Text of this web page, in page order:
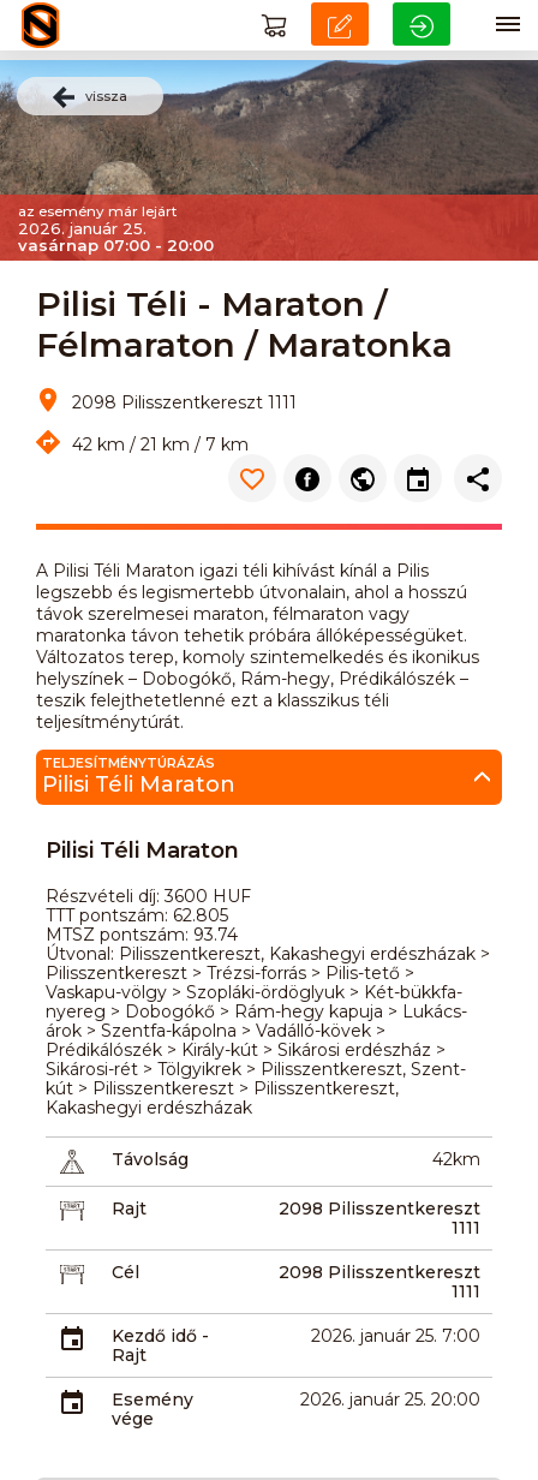
vissza
az esemény már lejárt
2026. január 25.
vasárnap 07:00 - 20:00
Pilisi Téli - Maraton /
Félmaraton / Maratonka
2098 Pilisszentkereszt 1111
42 km / 21 km / 7 km
A Pilisi Téli Maraton igazi téli kihívást kínál a Pilis
legszebb és legismertebb útvonalain, ahol a hosszú
távok szerelmesei maraton, félmaraton vagy
maratonka távon tehetik próbára állóképességüket.
Változatos terep, komoly szintemelkedés és ikonikus
helyszínek – Dobogókő, Rám-hegy, Prédikálószék –
teszik felejthetetlenné ezt a klasszikus téli
teljesítménytúrát.
TELJESÍTMÉNYTÚRÁZÁS
Pilisi Téli Maraton
Pilisi Téli Maraton
Részvételi díj: 3600 HUF
TTT pontszám: 62.805
MTSZ pontszám: 93.74
Útvonal: Pilisszentkereszt, Kakashegyi erdészházak >
Pilisszentkereszt > Trézsi-forrás > Pilis-tető >
Vaskapu-völgy > Szopláki-ördöglyuk > Két-bükkfa-
nyereg > Dobogókő > Rám-hegy kapuja > Lukács-
árok > Szentfa-kápolna > Vadálló-kövek >
Prédikálószék > Király-kút > Sikárosi erdészház >
Sikárosi-rét > Tölgyikrek > Pilisszentkereszt, Szent-
kút > Pilisszentkereszt > Pilisszentkereszt,
Kakashegyi erdészházak
Távolság 42km
Rajt
2098 Pilisszentkereszt
1111
Cél
2098 Pilisszentkereszt
1111
Kezdő idő -
Rajt
2026. január 25. 7:00
Esemény
vége
2026. január 25. 20:00